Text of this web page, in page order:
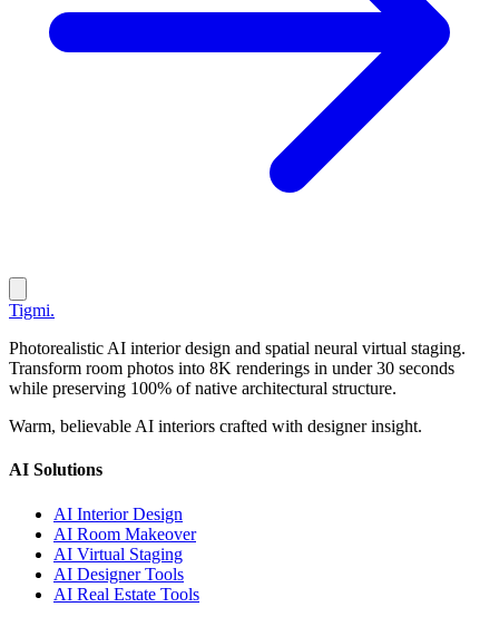
Tigmi.
Photorealistic AI interior design and spatial neural virtual staging.
Transform room photos into 8K renderings in under 30 seconds
while preserving 100% of native architectural structure.
Warm, believable AI interiors crafted with designer insight.
AI Solutions
AI Interior Design
AI Room Makeover
AI Virtual Staging
AI Designer Tools
AI Real Estate Tools